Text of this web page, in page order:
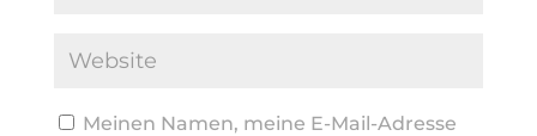
Meinen Namen, meine E-Mail-Adresse